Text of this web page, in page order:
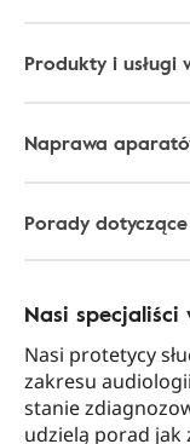
Produkty i usługi
Naprawa
Porady
Nasi
Nasi protetycy
zakresu
stanie
udzielą porad jak